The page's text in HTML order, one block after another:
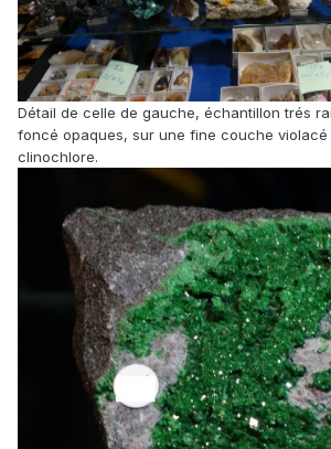
Détail de celle de gauche, échantillon trés
foncé opaques, sur une fine couche violacé
clinochlore.